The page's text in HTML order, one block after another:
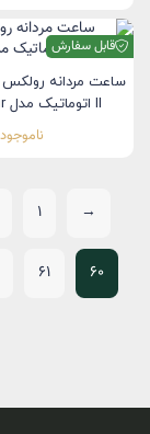
قابل سفارش
II اتوماتیک مدل 126710blnr
ناموجود
→
1
60
61